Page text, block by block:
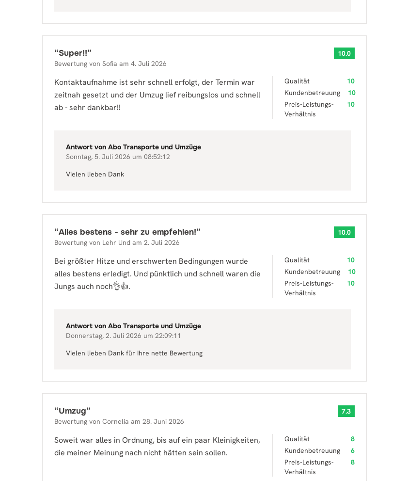
“Super!!”
Bewertung von Sofia am 4. Juli 2026
10.0
Kontaktaufnahme ist sehr schnell erfolgt, der Termin war
zeitnah gesetzt und der Umzug lief reibungslos und schnell
ab - sehr dankbar!!
Qualität
10
Kundenbetreuung
10
Preis-Leistungs-
Verhältnis
10
Antwort von Abo Transporte und Umzüge
Sonntag, 5. Juli 2026 um 08:52:12
Vielen lieben Dank
“Alles bestens - sehr zu empfehlen!”
Bewertung von Lehr Und am 2. Juli 2026
10.0
Bei größter Hitze und erschwerten Bedingungen wurde
alles bestens erledigt. Und pünktlich und schnell waren die
Jungs auch noch👌👍.
Qualität
10
Kundenbetreuung
10
Preis-Leistungs-
Verhältnis
10
Antwort von Abo Transporte und Umzüge
Donnerstag, 2. Juli 2026 um 22:09:11
Vielen lieben Dank für Ihre nette Bewertung
“Umzug”
Bewertung von Cornelia am 28. Juni 2026
7.3
Soweit war alles in Ordnung, bis auf ein paar Kleinigkeiten,
die meiner Meinung nach nicht hätten sein sollen.
Qualität
8
Kundenbetreuung
6
Preis-Leistungs-
Verhältnis
8